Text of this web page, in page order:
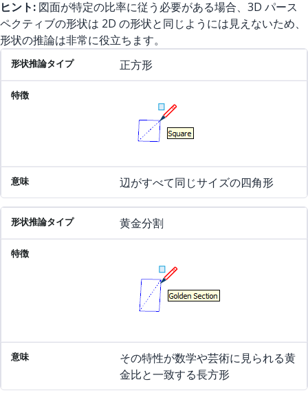
ヒント: 図面が特定の比率に従う必要がある場合、3D パース
ペクティブの形状は 2D の形状と同じようには見えないため、
形状の推論は非常に役立ちます。
形状推論タイプ
意味正方形
辺がすべて同じサイズの四角形
黄金分割
その特性が数学や芸術に見られる黄
金比と一致する長方形